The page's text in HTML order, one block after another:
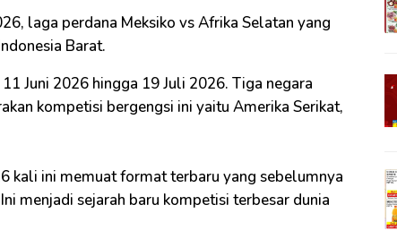
laga perdana Meksiko vs Afrika Selatan yang
Barat.
Juni 2026 hingga 19 Juli 2026. Tiga negara
kompetisi bergengsi ini yaitu Amerika Serikat,
kali ini memuat format terbaru yang sebelumnya
menjadi sejarah baru kompetisi terbesar dunia